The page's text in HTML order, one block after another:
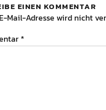
EINEN KOMMENTAR
Mail-Adresse wird nicht
*